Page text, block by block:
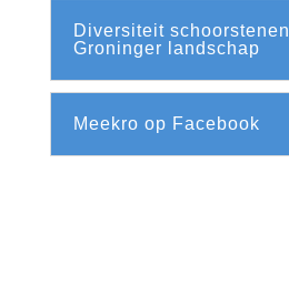
Diversiteit schoorstenen
Groninger landschap
Meekro op Facebook